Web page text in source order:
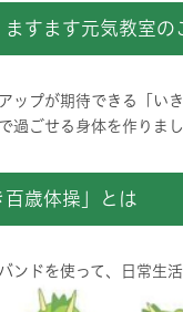
ますます元気教室の
ップが期待できる「い
過ごせる身体を作りまし
百歳体操」とは
ンドを使って、日常生